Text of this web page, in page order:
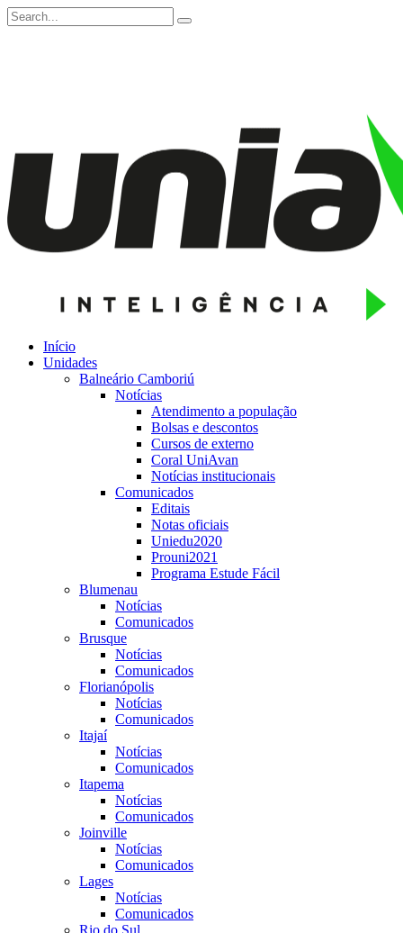
Início
Unidades
Balneário Camboriú
Notícias
Atendimento a população
Bolsas e descontos
Cursos de externo
Coral UniAvan
Notícias institucionais
Comunicados
Editais
Notas oficiais
Uniedu2020
Prouni2021
Programa Estude Fácil
Blumenau
Notícias
Comunicados
Brusque
Notícias
Comunicados
Florianópolis
Notícias
Comunicados
Itajaí
Notícias
Comunicados
Itapema
Notícias
Comunicados
Joinville
Notícias
Comunicados
Lages
Notícias
Comunicados
Rio do Sul